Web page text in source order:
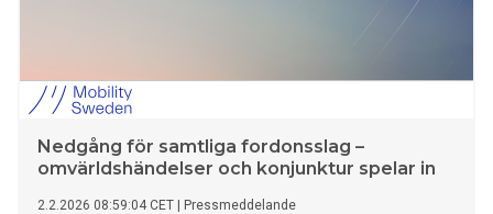
Nedgång för samtliga fordonsslag –
omvärldshändelser och konjunktur spelar in
2.2.2026 08:59:04 CET Pressmeddelande